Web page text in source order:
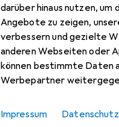
darüber hinaus nutzen, um
Angebote zu zeigen,
verbessern und gezielte
anderen Webseiten oder
können bestimmte Daten
Werbepartner
Impressum
Zubehör
Sortieren nach: